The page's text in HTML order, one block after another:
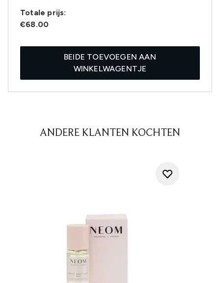
Totale prijs:
€68.00
BEIDE TOEVOEGEN AAN
WINKELWAGENTJE
ANDERE KLANTEN KOCHTEN